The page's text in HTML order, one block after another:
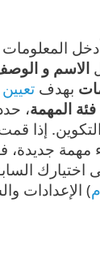
الاسم و
بهدف
فئة المهمة،
إذا
مهمة جديدة،
اختيارك
) الإعدادات